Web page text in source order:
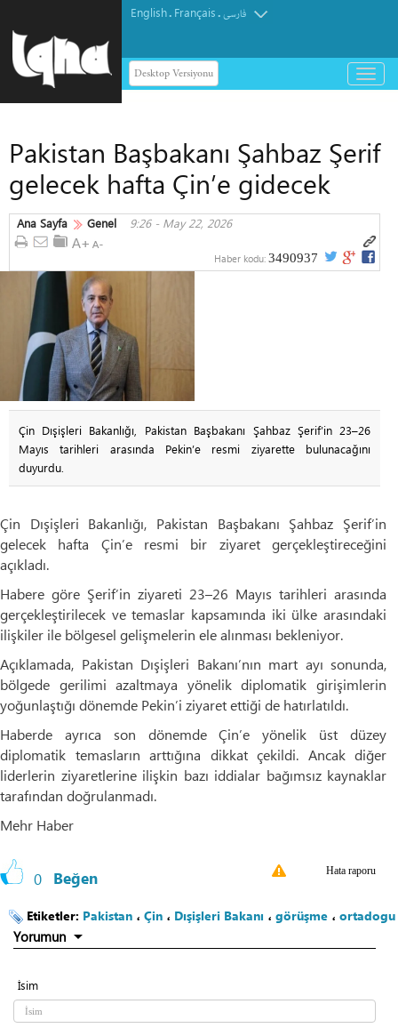
English. Français.فارسی
Desktop Versiyonu
باز
و
منو
Pakistan Başbakanı Şahbaz Şerif
gelecek hafta Çin’e gidecek
Ana Sayfa Genel 9:26 - May 22, 2026
Haber kodu: 3490937
Çin Dışişleri Bakanlığı, Pakistan Başbakanı Şahbaz Şerif’in 23–26
Mayıs tarihleri arasında Pekin’e resmi ziyarette bulunacağını
duyurdu.
Çin Dışişleri Bakanlığı, Pakistan Başbakanı Şahbaz Şerif’in
gelecek hafta Çin’e resmi bir ziyaret gerçekleştireceğini
açıkladı.
Habere göre Şerif’in ziyareti 23–26 Mayıs tarihleri arasında
gerçekleştirilecek ve temaslar kapsamında iki ülke arasındaki
ilişkiler ile bölgesel gelişmelerin ele alınması bekleniyor.
Açıklamada, Pakistan Dışişleri Bakanı’nın mart ayı sonunda,
bölgede gerilimi azaltmaya yönelik diplomatik girişimlerin
yoğunlaştığı dönemde Pekin’i ziyaret ettiği de hatırlatıldı.
Haberde ayrıca son dönemde Çin’e yönelik üst düzey
diplomatik temasların arttığına dikkat çekildi. Ancak diğer
liderlerin ziyaretlerine ilişkin bazı iddialar bağımsız kaynaklar
tarafından doğrulanmadı.
Mehr Haber
0 Beğen Hata raporu
Etiketler: Pakistan ، Çin ، Dışişleri Bakanı ، görüşme ، ortadogu
Yorumun
İsim